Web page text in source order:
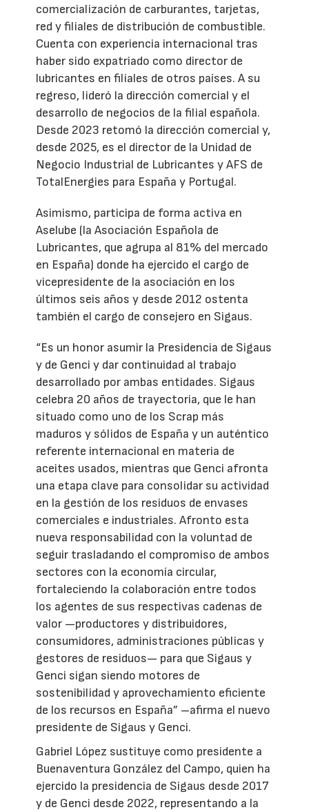
comercialización de carburantes, tarjetas,
red y filiales de distribución de combustible.
Cuenta con experiencia internacional tras
haber sido expatriado como director de
lubricantes en filiales de otros países. A su
regreso, lideró la dirección comercial y el
desarrollo de negocios de la filial española.
Desde 2023 retomó la dirección comercial y,
desde 2025, es el director de la Unidad de
Negocio Industrial de Lubricantes y AFS de
TotalEnergies para España y Portugal.
Asimismo, participa de forma activa en
Aselube (la Asociación Española de
Lubricantes, que agrupa al 81% del mercado
en España) donde ha ejercido el cargo de
vicepresidente de la asociación en los
últimos seis años y desde 2012 ostenta
también el cargo de consejero en Sigaus.
“Es un honor asumir la Presidencia de Sigaus
y de Genci y dar continuidad al trabajo
desarrollado por ambas entidades. Sigaus
celebra 20 años de trayectoria, que le han
situado como uno de los Scrap más
maduros y sólidos de España y un auténtico
referente internacional en materia de
aceites usados, mientras que Genci afronta
una etapa clave para consolidar su actividad
en la gestión de los residuos de envases
comerciales e industriales. Afronto esta
nueva responsabilidad con la voluntad de
seguir trasladando el compromiso de ambos
sectores con la economía circular,
fortaleciendo la colaboración entre todos
los agentes de sus respectivas cadenas de
valor —productores y distribuidores,
consumidores, administraciones públicas y
gestores de residuos— para que Sigaus y
Genci sigan siendo motores de
sostenibilidad y aprovechamiento eficiente
de los recursos en España” –afirma el nuevo
presidente de Sigaus y Genci.
Gabriel López sustituye como presidente a
Buenaventura González del Campo, quien ha
ejercido la presidencia de Sigaus desde 2017
y de Genci desde 2022, representando a la